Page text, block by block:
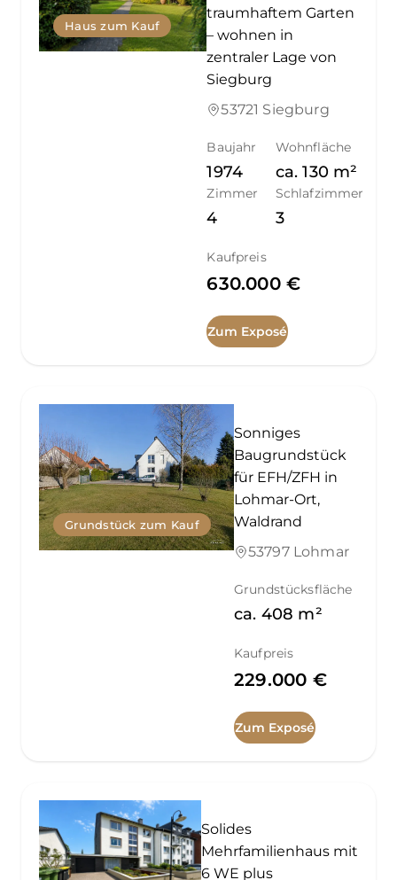
Haus zum Kauf
traumhaftem Garten
– wohnen in
zentraler Lage von
Siegburg
53721 Siegburg
Baujahr
1974
Wohnfläche
ca. 130 m²
Zimmer
4
Schlafzimmer
3
Kaufpreis
630.000 €
Zum Exposé
Grundstück zum Kauf
Sonniges
Baugrundstück
für EFH/ZFH in
Lohmar-Ort,
Waldrand
53797 Lohmar
Grundstücksfläche
ca. 408 m²
Kaufpreis
229.000 €
Zum Exposé
Solides
Mehrfamilienhaus mit
6 WE plus